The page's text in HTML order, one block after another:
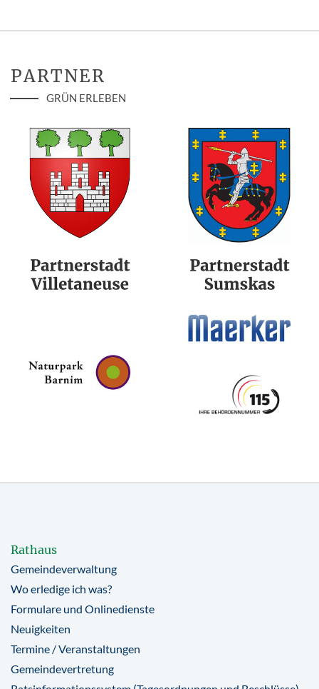
PARTNER
GRÜN ERLEBEN
Rathaus
Gemeindeverwaltung
Wo erledige ich was?
Formulare und Onlinedienste
Neuigkeiten
Termine / Veranstaltungen
Gemeindevertretung